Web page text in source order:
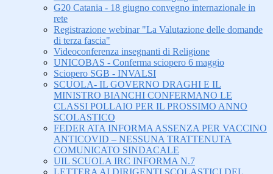
G20 Catania - 18 giugno convegno internazionale in
rete
Registrazione webinar "La Valutazione delle domande
di terza fascia"
Videoconferenza insegnanti di Religione
UNICOBAS - Conferma sciopero 6 maggio
Sciopero SGB - INVALSI
SCUOLA- IL GOVERNO DRAGHI E IL
MINISTRO BIANCHI CONFERMANO LE
CLASSI POLLAIO PER IL PROSSIMO ANNO
SCOLASTICO
FEDER ATA INFORMA ASSENZA PER VACCINO
ANTICOVID – NESSUNA TRATTENUTA
COMUNICATO SINDACALE
UIL SCUOLA IRC INFORMA N.7